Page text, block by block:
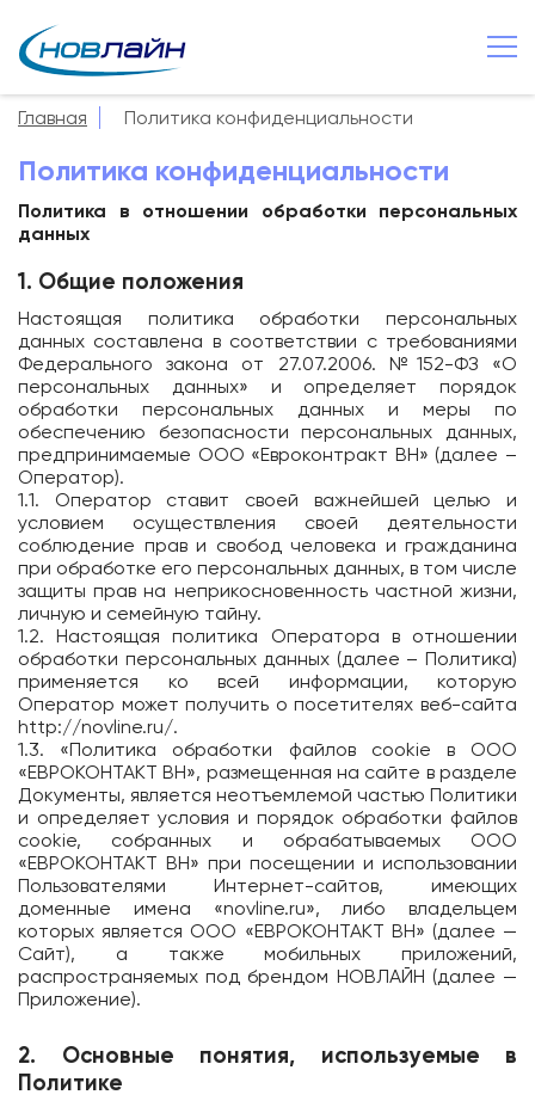
Чудово
Услуги
Смотрёшка
Поддержка
Зона охвата
Контакты
Подключиться
Акции
Личный кабинет
Главная Политика конфиденциальности
Политика конфиденциальности
Политика в отношении обработки персональных
данных
1. Общие положения
Настоящая политика обработки персональных
данных составлена в соответствии с требованиями
Федерального закона от 27.07.2006. №152-ФЗ «О
персональных данных» и определяет порядок
обработки персональных данных и меры по
обеспечению безопасности персональных данных,
предпринимаемые ООО «Евроконтракт ВН» (далее –
Оператор).
1.1. Оператор ставит своей важнейшей целью и
условием осуществления своей деятельности
соблюдение прав и свобод человека и гражданина
при обработке его персональных данных, в том числе
защиты прав на неприкосновенность частной жизни,
личную и семейную тайну.
1.2. Настоящая политика Оператора в отношении
обработки персональных данных (далее – Политика)
применяется ко всей информации, которую
Оператор может получить о посетителях веб-сайта
http://novline.ru/.
1.3. «Политика обработки файлов cookie в ООО
«ЕВРОКОНТАКТ ВН», размещенная на сайте в разделе
Документы, является неотъемлемой частью Политики
и определяет условия и порядок обработки файлов
cookie, собранных и обрабатываемых ООО
«ЕВРОКОНТАКТ ВН» при посещении и использовании
Пользователями Интернет-сайтов, имеющих
доменные имена «novline.ru», либо владельцем
которых является ООО «ЕВРОКОНТАКТ ВН» (далее —
Сайт), а также мобильных приложений,
распространяемых под брендом НОВЛАЙН (далее —
Приложение).
2. Основные понятия, используемые в
Политике